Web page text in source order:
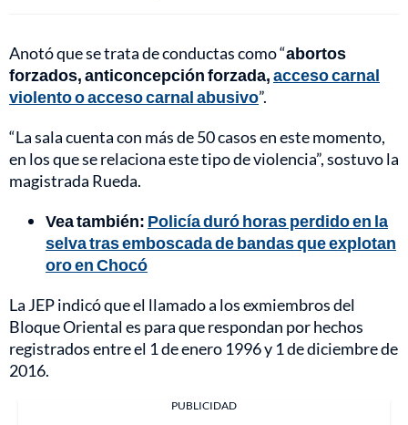
Anotó que se trata de conductas como “abortos
forzados, anticoncepción forzada,acceso carnal
violento o acceso carnal abusivo”.
“La sala cuenta con más de 50 casos en este momento,
en los que se relaciona este tipo de violencia”, sostuvo la
magistrada Rueda.
Vea también: Policía duró horas perdido en la
selva tras emboscada de bandas que explotan
oro en Chocó
La JEP indicó que el llamado a los exmiembros del
Bloque Oriental es para que respondan por hechos
registrados entre el 1 de enero 1996 y 1 de diciembre de
2016.
PUBLICIDAD